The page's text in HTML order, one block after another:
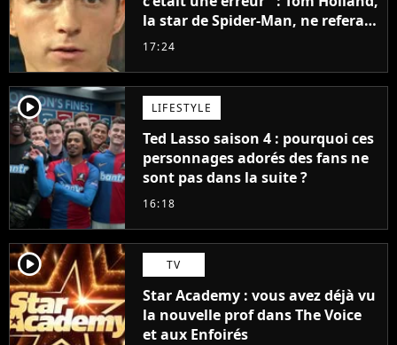
la star de Spider-Man, ne referait
pas ce blockbuster
17:24
player2 LIFESTYLE
Ted Lasso saison 4 : pourquoi ces
personnages adorés des fans ne
sont pas dans la suite ?
16:18
player2 TV
Star Academy : vous avez déjà vu
la nouvelle prof dans The Voice
et aux Enfoirés